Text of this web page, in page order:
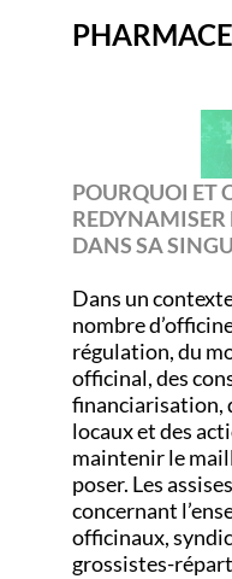
POURQUOI ET
REDYNAMISER
DANS SA
Dans un
nombre
régulation, du
officinal, des
financiarisation,
locaux et des
maintenir le
poser. Les
concernant
officinaux,
grossistes-